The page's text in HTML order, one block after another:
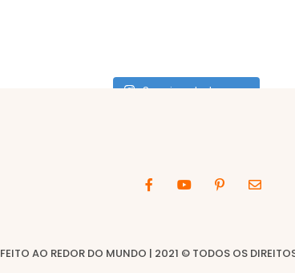
Seguir no Instagram
FEITO AO REDOR DO MUNDO | 2021 © TODOS OS